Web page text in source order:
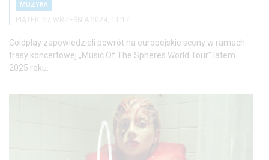
MUZYKA
PIĄTEK, 27 WRZEŚNIA 2024, 11:17
Coldplay zapowiedzieli powrót na europejskie sceny w ramach
trasy koncertowej „Music Of The Spheres World Tour” latem
2025 roku.